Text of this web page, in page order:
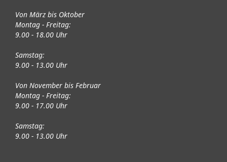
Von März bis Oktober
Montag - Freitag:
9.00 - 18.00 Uhr
Samstag:
9.00 - 13.00 Uhr
Von November bis Februar
Montag - Freitag:
9.00 - 17.00 Uhr
Samstag:
9.00 - 13.00 Uhr